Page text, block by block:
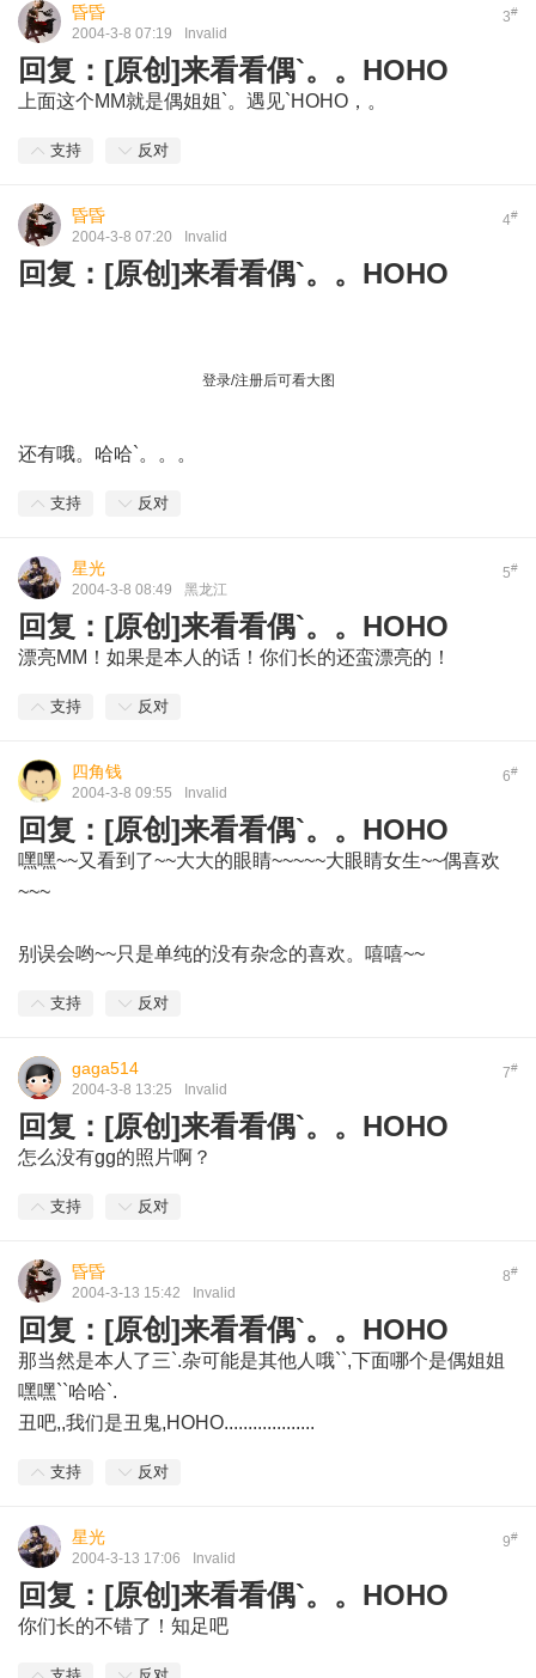
3#
昏昏
2004-3-8 07:19 Invalid
回复：[原创]来看看偶`。。HOHO
上面这个MM就是偶姐姐`。遇见`HOHO，。
支持 反对
4#
昏昏
2004-3-8 07:20 Invalid
回复：[原创]来看看偶`。。HOHO
登录/注册后可看大图
还有哦。哈哈`。。。
支持 反对
5#
星光
2004-3-8 08:49 黑龙江
回复：[原创]来看看偶`。。HOHO
漂亮MM！如果是本人的话！你们长的还蛮漂亮的！
支持 反对
6#
四角钱
2004-3-8 09:55 Invalid
回复：[原创]来看看偶`。。HOHO
嘿嘿~~又看到了~~大大的眼睛~~~~~大眼睛女生~~偶喜欢
~~~
别误会哟~~只是单纯的没有杂念的喜欢。嘻嘻~~
支持 反对
7#
gaga514
2004-3-8 13:25 Invalid
回复：[原创]来看看偶`。。HOHO
怎么没有gg的照片啊？
支持 反对
8#
昏昏
2004-3-13 15:42 Invalid
回复：[原创]来看看偶`。。HOHO
那当然是本人了三`.杂可能是其他人哦``,下面哪个是偶姐姐
嘿嘿``哈哈`.
丑吧,,我们是丑鬼,HOHO...................
支持 反对
9#
星光
2004-3-13 17:06 Invalid
回复：[原创]来看看偶`。。HOHO
你们长的不错了！知足吧